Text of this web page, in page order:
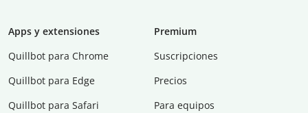
Apps y extensiones
Quillbot para Chrome
Quillbot para Edge
Quillbot para Safari
Premium
Suscripciones
Precios
Para equipos